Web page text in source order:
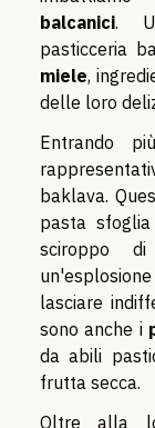
balcanici.
pasticceria
miele,
delle loro
Entrando
baklava.
pasta
sciroppo
lasciare
sono anche i
da abili
frutta secca.
Oltre alla